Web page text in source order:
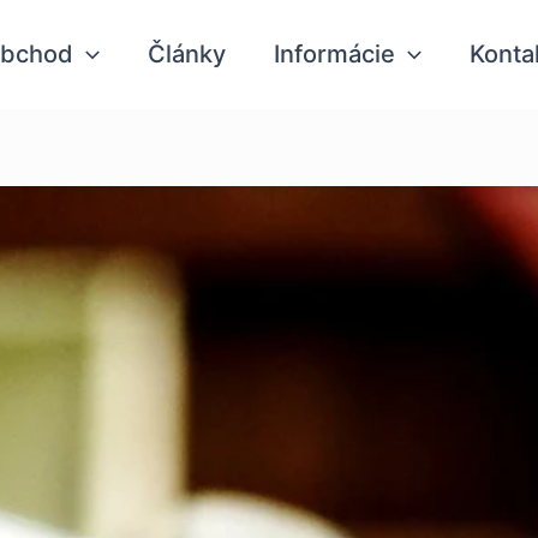
Články Informácie